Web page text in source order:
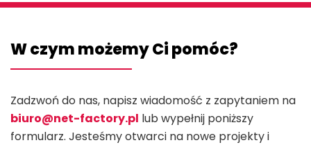
W czym możemy Ci pomóc?
Zadzwoń do nas, napisz wiadomość z zapytaniem na
biuro@net-factory.pl lub wypełnij poniższy
formularz. Jesteśmy otwarci na nowe projekty i